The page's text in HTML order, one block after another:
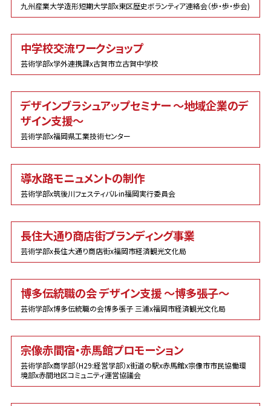
九州産業大学造形短期大学部x東区歴史ボランティア連絡会（歩・歩・歩会)
中学校交流ワークショップ
芸術学部x学外連携課x古賀市立古賀中学校
デザインブラシュアップセミナー 〜地域企業のデ
ザイン支援〜
芸術学部x福岡県工業技術センター
導水路モニュメントの制作
芸術学部x筑後川フェスティバルin福岡実行委員会
長住大通り商店街ブランディング事業
芸術学部x長住大通り商店街x福岡市経済観光文化局
博多伝統職の会 デザイン支援 〜博多張子〜
芸術学部x博多伝統職の会博多張子 三浦x福岡市経済観光文化局
宗像赤間宿・赤馬館プロモーション
芸術学部x商学部（H29:経営学部）x街道の駅x赤馬館x宗像市市民協働環
境部x赤間地区コミュニティ運営協議会